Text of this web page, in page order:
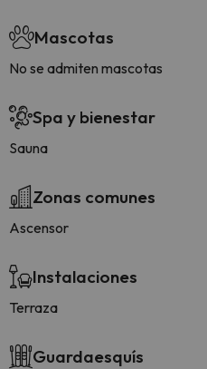
Mascotas
No se admiten mascotas
Spa y bienestar
Sauna
Zonas comunes
Ascensor
Instalaciones
Terraza
Guardaesquís